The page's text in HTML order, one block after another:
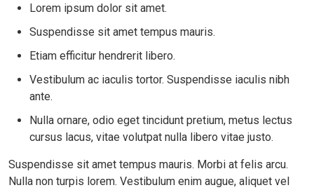
Lorem ipsum dolor sit amet.
Suspendisse sit amet tempus mauris.
Etiam efficitur hendrerit libero.
Vestibulum ac iaculis tortor. Suspendisse iaculis nibh
ante.
Nulla ornare, odio eget tincidunt pretium, metus lectus
cursus lacus, vitae volutpat nulla libero vitae justo.
Suspendisse sit amet tempus mauris. Morbi at felis arcu.
Nulla non turpis lorem. Vestibulum enim augue, aliquet vel